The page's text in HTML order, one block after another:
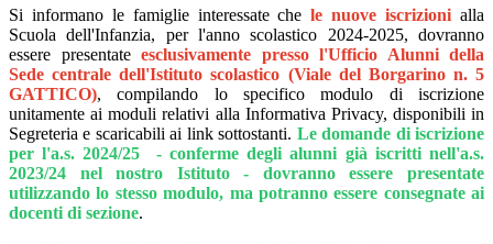
Si informano le famiglie interessate che le nuove iscrizioni alla
Scuola dell'Infanzia, per l'anno scolastico 2024-2025, dovranno
essere presentate esclusivamente presso l'Ufficio Alunni della
Sede centrale dell'Istituto scolastico (Viale del Borgarino n. 5
GATTICO), compilando lo specifico modulo di iscrizione
unitamente ai moduli relativi alla Informativa Privacy, disponibili in
Segreteria e scaricabili ai link sottostanti. Le domande di iscrizione
per l'a.s. 2024/25 - conferme degli alunni già iscritti nell'a.s.
2023/24 nel nostro Istituto - dovranno essere presentate
utilizzando lo stesso modulo, ma potranno essere consegnate ai
docenti di sezione.